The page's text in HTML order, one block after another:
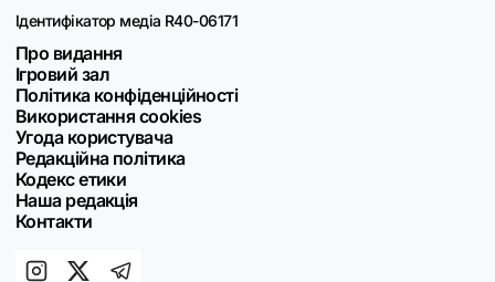
Ідентифікатор медіа R40-06171
Про видання
Ігровий зал
Політика конфіденційності
Використання cookies
Угода користувача
Редакційна політика
Кодекс етики
Наша редакція
Контакти